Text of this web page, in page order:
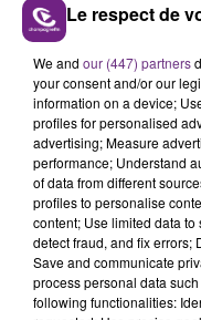
FIL D'ACTU
11h37
LA CENTRALE
TOUJOURS À
Le respect de
We and our (447) partners
your consent and/or our
information on a device;
profiles for personalised
advertising; Measure
performance; Understand
of data from different
profiles to personalise
content; Use limited data
detect fraud, and fix errors;
Save and communicate
process personal data
following functionalities: